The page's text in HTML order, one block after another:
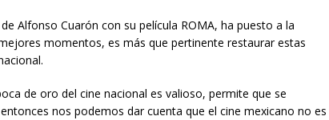
Alfonso Cuarón con su película ROMA, ha puesto a la
momentos, es más que pertinente restaurar estas
de oro del cine nacional es valioso, permite que se
nos podemos dar cuenta que el cine mexicano no es